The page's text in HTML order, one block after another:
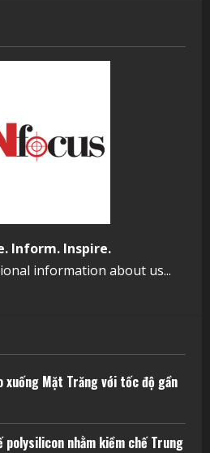
Inform. Inspire.
information about us...
xuống Mặt Trăng với tốc độ gần
nhằm kiềm chế Trung